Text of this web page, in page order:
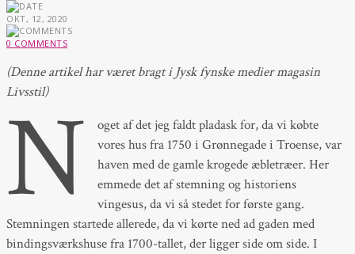
OKT, 12, 2020
0 COMMENTS
(Denne artikel har været bragt i Jysk fynske medier magasin
Livsstil)
N
oget af det jeg faldt pladask for, da vi købte
vores hus fra 1750 i Grønnegade i Troense, var
haven med de gamle krogede æbletræer. Her
emmede det af stemning og historiens
vingesus, da vi så stedet for første gang.
Stemningen startede allerede, da vi kørte ned ad gaden med
bindingsværkshuse fra 1700-tallet, der ligger side om side. I